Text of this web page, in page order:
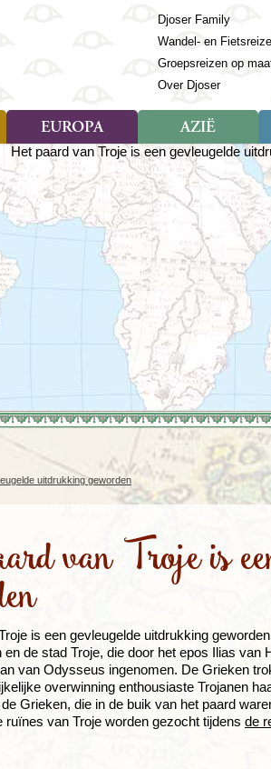
Djoser Family
Wandel- en
Groepsreizen op
Over Djoser
en Principe
(Frans) Guyana
Galapagos
Guatemala
Honduras
Mexico
Nicaragua
Paaseiland
Paraguay
Suriname
EUROPA
Soort reizen
Rondreis (28)
Familiereis (11)
Fietsreis (8)
Wandelreis (23)
Landen
Albanië
Andorra
Armenië
Azerbeidzjan
Azoren
Balkan
Baltische
Bosnië en
Bulgarije
Engeland
Estland
Finland
Frankrijk
AZIË
Soort reizen
Rondreis (57)
Familiereis (22)
Fietsreis (3)
Cultuur (28)
Natuur (16)
Nieuwe reizen
Rondreis China &
dagen
Rondreis Sulawesi &
Molukken, 22 dagen
uitdrukking geworden
van Troje is
is een gevleugelde uitdrukking
de stad Troje, die door het epos Ilias
van Odysseus ingenomen. De Grieken
overwinning enthousiaste Trojanen
Grieken, die in de buik van het paard
ruïnes van Troje worden gezocht tijdens de